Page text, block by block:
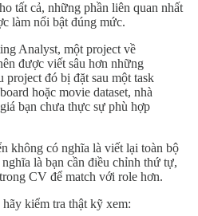
tất cả, những phần liên quan nhất
làm nổi bật đúng mức.
Analyst, một project về
được viết sâu hơn những
project đó bị đặt sau một task
hoặc movie dataset, nhà
bạn chưa thực sự phù hợp
không có nghĩa là viết lại toàn bộ
là bạn cần điều chỉnh thứ tự,
CV để match với role hơn.
kiểm tra thật kỹ xem: